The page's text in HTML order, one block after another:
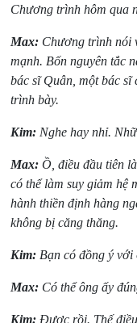
Chương trình hôm qua
Max: Chương trình nói
mạnh. Bốn nguyên tắc
bác sĩ Quân, một bác sĩ
trình bày.
Kim: Nghe hay nhỉ.
Max: Ồ, điều đầu tiên
có thể làm suy giảm hệ
hành thiền định hàng
không bị căng thăng.
Kim: Bạn có đồng ý với
Max: Có thể ông ấy
Kim: Được rồi. Thế